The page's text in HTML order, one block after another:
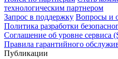
технологическим партнером
Запрос в поддержку Вопросы и
Политика разработки
Соглашение об уровне сервиса
Правила гарантийного
Публикации